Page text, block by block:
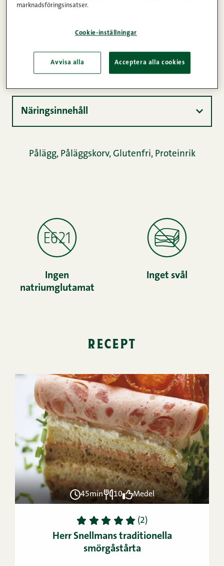
Köttinnehåll
Produktinformation
Näringsinnehåll
Pålägg, Påläggskorv, Glutenfri, Proteinrik
Ingen
natriumglutamat
Inget svål
recept
45min 10 Medel
1 2 3 4 5 (2)
Herr Snellmans traditionella
smörgåstårta
marknadsföringsinsatser.
Cookie-inställningar
Avvisa alla Acceptera alla cookies